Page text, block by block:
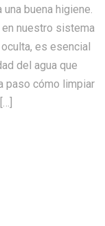
buena higiene.
nuestro sistema
es esencial
del agua que
paso cómo limpiar